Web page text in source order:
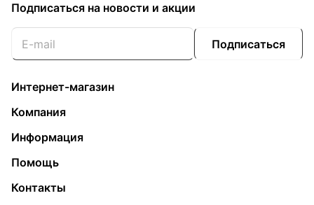
Подписаться на новости и акции
Подписаться
Интернет-магазин
Компания
Информация
Помощь
Контакты